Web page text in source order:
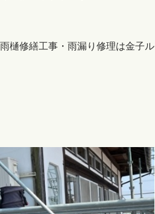
樋修繕工事・雨漏り修理は金子ル